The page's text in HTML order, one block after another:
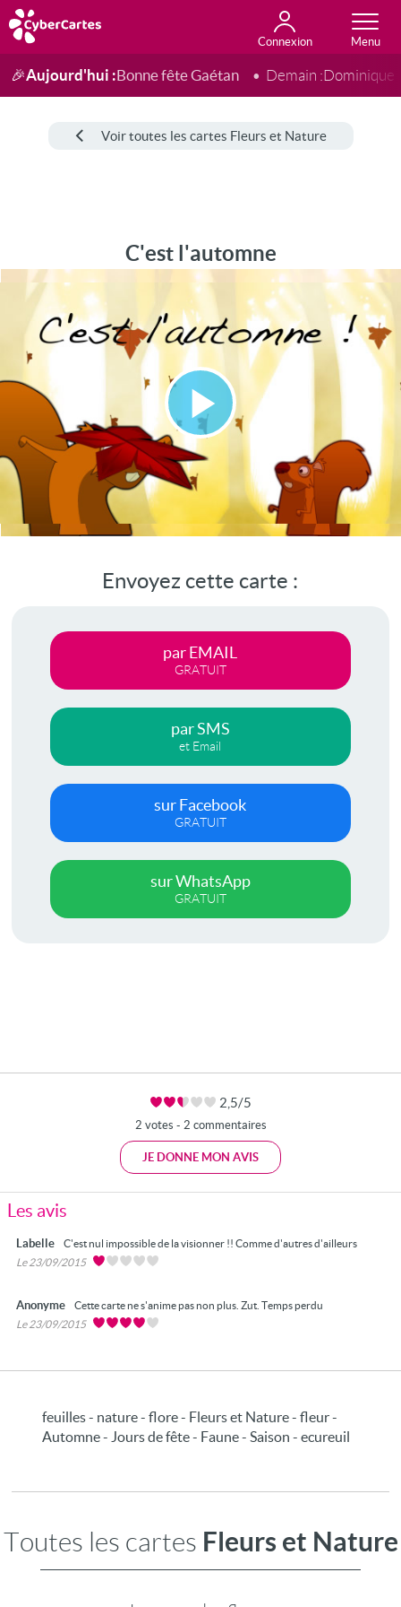
Connexion
Anniversaire
Fête du jour
Amour
Amitié
Merci
Toutes les cartes
🎉Aujourd'hui :Bonne fête Gaétan Demain :Dominique
Voir toutes les cartes Fleurs et Nature
C'est l'automne
Lire
la
vidéo
Envoyez cette carte :
par EMAIL
GRATUIT
par SMS
et Email
sur Facebook
GRATUIT
sur WhatsApp
GRATUIT
2,5/5
2 votes - 2 commentaires
JE DONNE MON AVIS
Les avis
Labelle
C'est nul impossible de la visionner !! Comme d'autres d'ailleurs
Le 23/09/2015
Anonyme
Cette carte ne s'anime pas non plus. Zut. Temps perdu
Le 23/09/2015
feuilles - nature - flore - Fleurs et Nature - fleur -
Automne - Jours de fête - Faune - Saison - ecureuil
Toutes les cartes Fleurs et Nature